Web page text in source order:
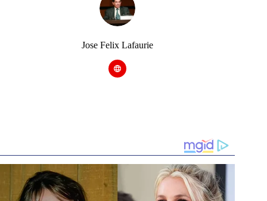
Jose Felix Lafaurie